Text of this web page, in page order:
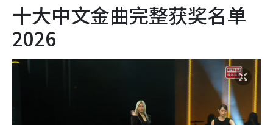
十大中文金曲完整获奖名单
2026